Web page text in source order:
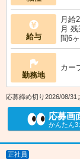
給与
月給
月
間6
勤務地
カー
応募締め切り2026/08/31
応募画
かんたん3
正社員